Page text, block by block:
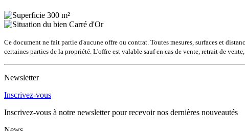
300 m²
Carré d'Or
Ce document ne fait partie d'aucune offre ou contrat. Toutes mesures, surfaces et
certaines parties de la propriété. L'offre est valable sauf en cas de vente, retrait de
Newsletter
Inscrivez-vous
Inscrivez-vous à notre newsletter pour recevoir nos dernières nouveautés